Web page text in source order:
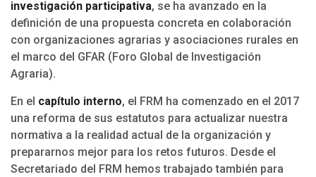
investigación participativa, se ha avanzado en la
definición de una propuesta concreta en colaboración
con organizaciones agrarias y asociaciones rurales en
el marco del GFAR (Foro Global de Investigación
Agraria).
En el capítulo interno, el FRM ha comenzado en el 2017
una reforma de sus estatutos para actualizar nuestra
normativa a la realidad actual de la organización y
prepararnos mejor para los retos futuros. Desde el
Secretariado del FRM hemos trabajado también para